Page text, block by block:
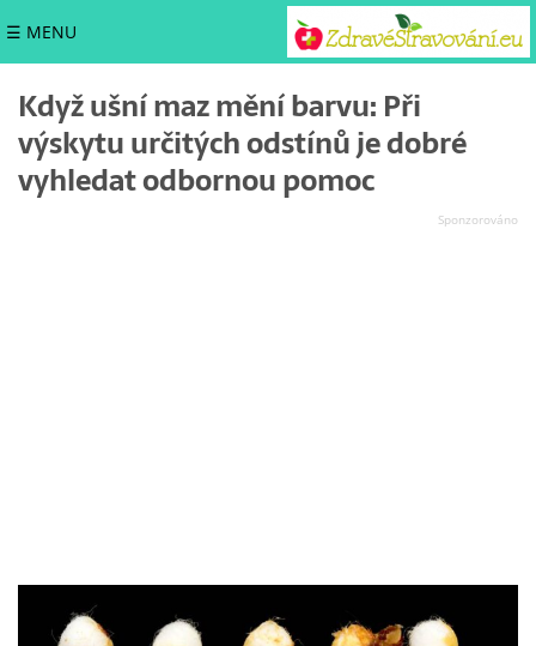
☰ MENU
Když ušní maz mění barvu: Při
výskytu určitých odstínů je dobré
vyhledat odbornou pomoc